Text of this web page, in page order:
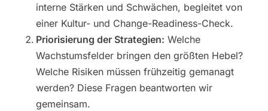
interne Stärken und Schwächen, begleitet von
einer Kultur- und Change-Readiness-Check.
Priorisierung der Strategien: Welche
Wachstumsfelder bringen den größten Hebel?
Welche Risiken müssen frühzeitig gemanagt
werden? Diese Fragen beantworten wir
gemeinsam.